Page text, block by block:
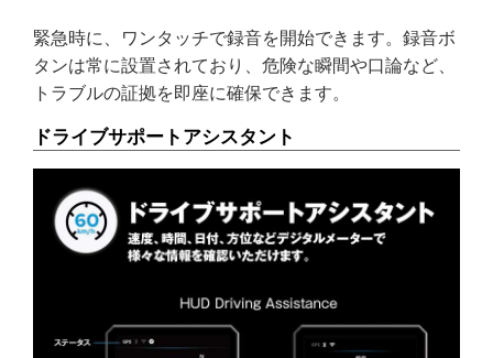
緊急時に、ワンタッチで録音を開始できます。録音ボ
タンは常に設置されており、危険な瞬間や口論など、
トラブルの証拠を即座に確保できます。
ドライブサポートアシスタント